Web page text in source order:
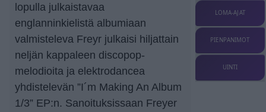
lopulla julkaistavaa
englanninkielistä albumiaan
valmisteleva Freyr julkaisi hiljattain
neljän kappaleen discopop-
melodioita ja elektrodancea
yhdistelevän ”I´m Making An Album
1/3” EP:n. Sanoituksissaan Freyer
LOMA-AJAT
PIENPANIMOT
UINTI